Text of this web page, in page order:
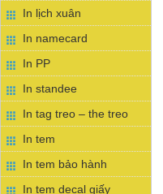
In lịch xuân
In namecard
In PP
In standee
In tag treo – the treo
In tem
In tem bảo hành
In tem decal giấy